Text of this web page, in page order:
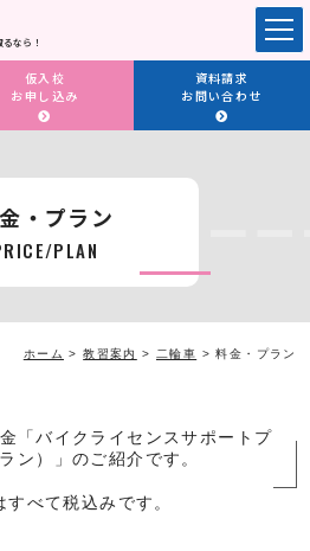
なら！
仮入校
お申し込み
資料請求
お問い合わせ
・プラン
PLAN
ホーム >教習案内 > 二輪車 >料金・プラン
「バイクライセンスサポートプ
ン）」のご紹介です。
すべて税込みです。